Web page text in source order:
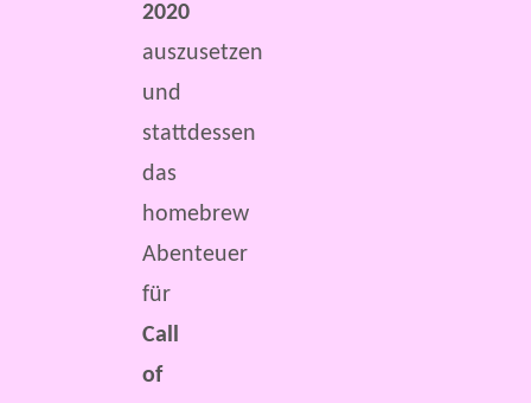
2020
auszusetzen
und
stattdessen
das
homebrew
Abenteuer
für
Call
of